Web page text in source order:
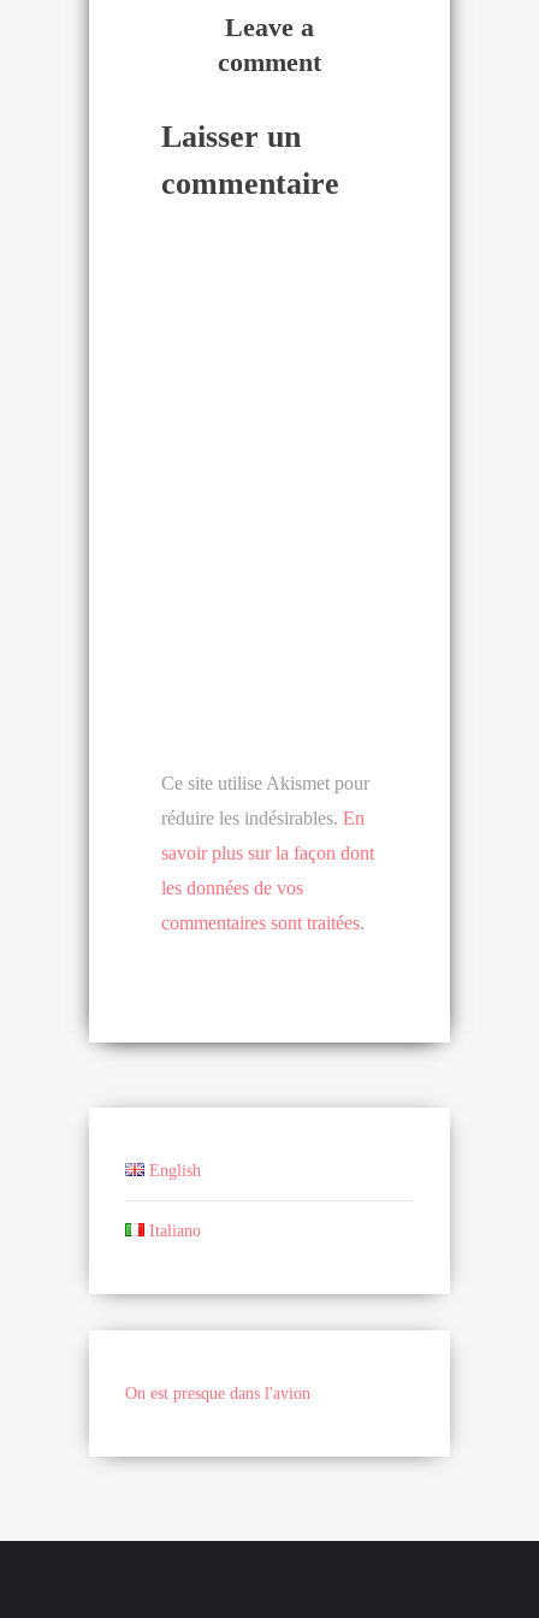
Leave a
comment
Laisser un
commentaire
Ce site utilise Akismet pour
réduire les indésirables. En
savoir plus sur la façon dont
les données de vos
commentaires sont traitées.
English
Italiano
On est presque dans l'avion